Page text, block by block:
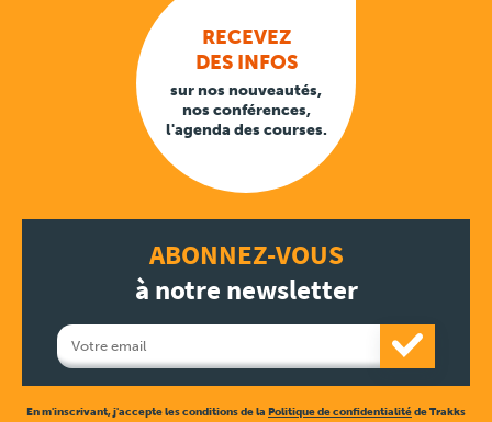
RECEVEZ
DES INFOS
sur nos nouveautés,
nos conférences,
l'agenda des courses.
ABONNEZ-VOUS
à notre newsletter
En m'inscrivant, j'accepte les conditions de la Politique de confidentialitéde Trakks